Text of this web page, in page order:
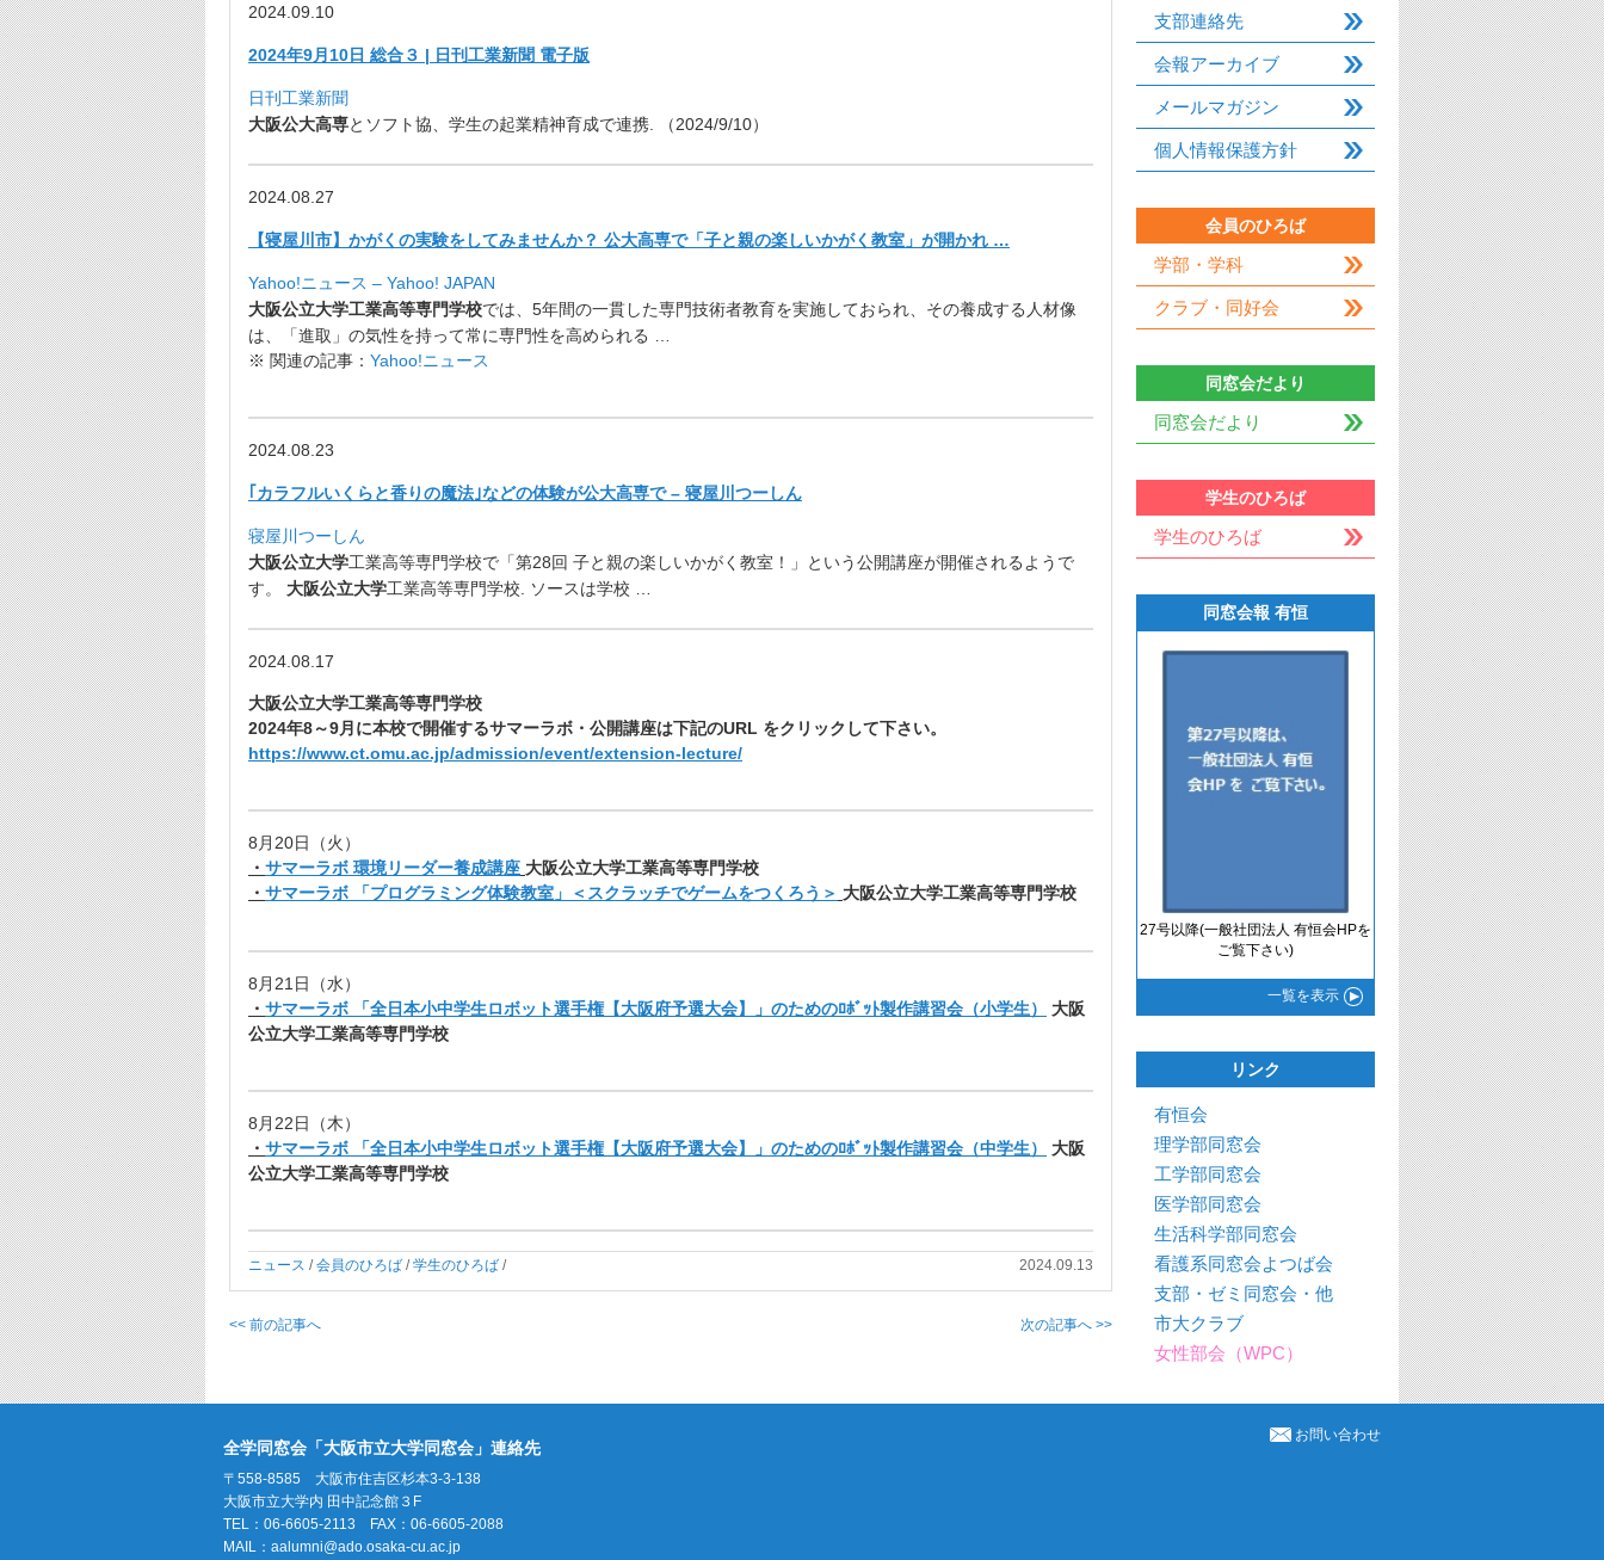
2024.09.10
2024年9月10日 総合３ | 日刊工業新聞 電子版
日刊工業新聞
大阪公大高専とソフト協、学生の起業精神育成で連携. （2024/9/10）
2024.08.27
【寝屋川市】かがくの実験をしてみませんか？ 公大高専で「子と親の楽しいかがく教室」が開かれ …
Yahoo!ニュース – Yahoo! JAPAN
大阪公立大学工業高等専門学校では、 5年間の一貫した専門技術者教育を実施しておられ、 その養成する人材像
は、「進取」 の気性を持って常に専門性を高められる …
※ 関連の記事： Yahoo!ニュース
2024.08.23
｢カラフルいくらと香りの魔法｣などの体験が公大高専で – 寝屋川つーしん
寝屋川つーしん
大阪公立大学工業高等専門学校で「第28回 子と親の楽しいかがく教室！」
という公開講座が開催されるようで
す。 大阪公立大学工業高等専門学校. ソースは学校 …
2024.08.17
大阪公立大学工業高等専門学校
2024年8～9月に本校で開催するサマーラボ・公開講座は下記のURL をクリックして下さい。
https://www.ct.omu.ac.jp/admission/event/extension-lecture/
8月20日（火）
・ サマーラボ 環境リーダー養成講座 大阪公立大学工業高等専門学校
・ サマーラボ 「プログラミング体験教室」＜スクラッチでゲームをつくろう＞ 大阪公立大学工業高等専門学校
8月21日（水）
・ サマーラボ 「全日本小中学生ロボット選手権【大阪府予選大会】」のためのﾛﾎﾞｯﾄ製作講習会（小学生）
大阪
公立大学工業高等専門学校
8月22日（木）
・ サマーラボ 「全日本小中学生ロボット選手権【大阪府予選大会】」のためのﾛﾎﾞｯﾄ製作講習会（中学生）
大阪
公立大学工業高等専門学校
ニュース /会員のひろば /学生のひろば / 2024.09.13
<< 前の記事へ 次の記事へ >>
支部連絡先
会報アーカイブ
メールマガジン
個人情報保護方針
会員のひろば
学部・学科
クラブ・同好会
同窓会だより
同窓会だより
学生のひろば
学生のひろば
同窓会報 有恒
27号以降(一般社団法人 有恒会HPを
ご覧下さい)
一覧を表示
リンク
有恒会
理学部同窓会
工学部同窓会
医学部同窓会
生活科学部同窓会
看護系同窓会よつば会
支部・ゼミ同窓会・他
市大クラブ
女性部会（WPC）
全学同窓会「大阪市立大学同窓会」連絡先
〒558-8585 大阪市住吉区杉本3-3-138
大阪市立大学内 田中記念館３F
TEL：06-6605-2113 FAX：06-6605-2088
MAIL： aalumni@ado.osaka-cu.ac.jp
お問い合わせ